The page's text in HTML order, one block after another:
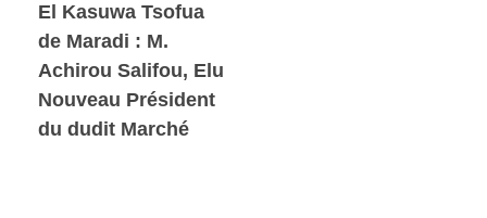
El Kasuwa Tsofua
de Maradi : M.
Achirou Salifou, Elu
Nouveau Président
du dudit Marché